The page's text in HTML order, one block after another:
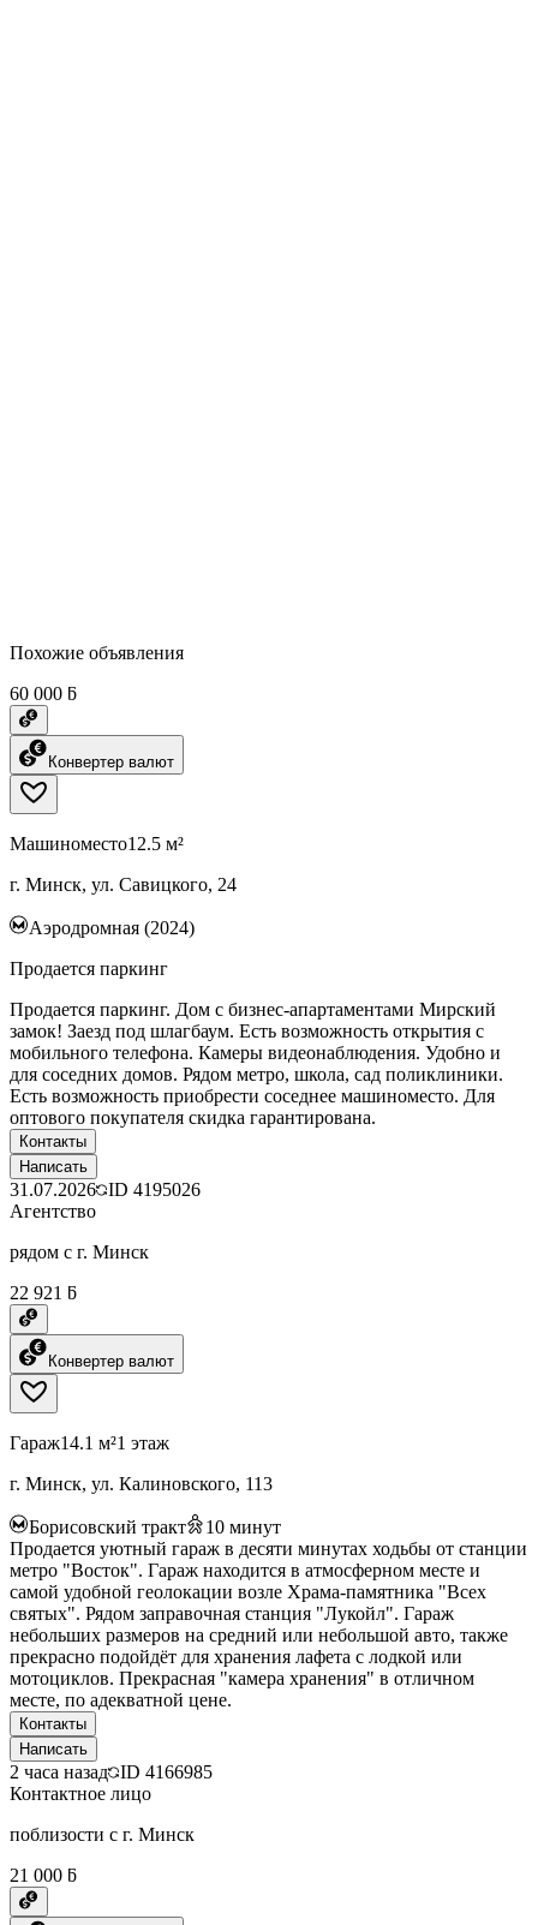
Похожие объявления
60 000 ƃ
Конвертер валют
Машиноместо12.5 м²
г. Минск, ул. Савицкого, 24
Аэродромная (2024)
Продается паркинг
Продается паркинг. Дом с бизнес-апартаментами Мирский
замок! Заезд под шлагбаум. Есть возможность открытия с
мобильного телефона. Камеры видеонаблюдения. Удобно и
для соседних домов. Рядом метро, школа, сад поликлиники.
Есть возможность приобрести соседнее машиноместо. Для
оптового покупателя скидка гарантирована.
Контакты
Написать
31.07.2026 ID 4195026
Агентство
рядом с г. Минск
22 921 ƃ
Конвертер валют
Гараж14.1 м²1 этаж
г. Минск, ул. Калиновского, 113
Борисовский тракт 10 минут
Продается уютный гараж в десяти минутах ходьбы от станции
метро "Восток". Гараж находится в атмосферном месте и
самой удобной геолокации возле Храма-памятника "Всех
святых". Рядом заправочная станция "Лукойл". Гараж
небольших размеров на средний или небольшой авто, также
прекрасно подойдёт для хранения лафета с лодкой или
мотоциклов. Прекрасная "камера хранения" в отличном
месте, по адекватной цене.
Контакты
Написать
2 часа назад ID 4166985
Контактное лицо
поблизости с г. Минск
21 000 ƃ